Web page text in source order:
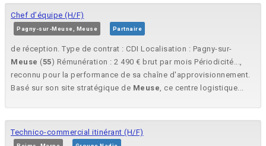
Chef d’équipe (H/F)
Pagny-sur-Meuse, Meuse Partnaire
de réception. Type de contrat : CDI Localisation : Pagny-sur-
Meuse (55) Rémunération : 2 490 € brut par mois Périodicité...,
reconnu pour la performance de sa chaîne d'approvisionnement.
Basé sur son site stratégique de Meuse, ce centre logistique...
Technico-commercial itinérant (H/F)